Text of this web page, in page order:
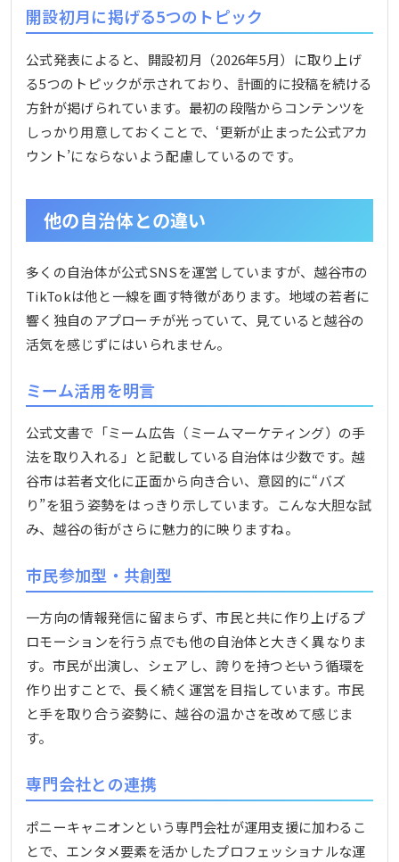
開設初月に掲げる5つのトピック
公式発表によると、開設初月（2026年5月）に取り上げ
る5つのトピックが示されており、計画的に投稿を続ける
方針が掲げられています。最初の段階からコンテンツを
しっかり用意しておくことで、‘更新が止まった公式アカ
ウント’にならないよう配慮しているのです。
他の自治体との違い
多くの自治体が公式SNSを運営していますが、越谷市の
TikTokは他と一線を画す特徴があります。地域の若者に
響く独自のアプローチが光っていて、見ていると越谷の
活気を感じずにはいられません。
ミーム活用を明言
公式文書で「ミーム広告（ミームマーケティング）の手
法を取り入れる」と記載している自治体は少数です。越
谷市は若者文化に正面から向き合い、意図的に“バズ
り”を狙う姿勢をはっきり示しています。こんな大胆な試
み、越谷の街がさらに魅力的に映りますね。
市民参加型・共創型
一方向の情報発信に留まらず、市民と共に作り上げるプ
ロモーションを行う点でも他の自治体と大きく異なりま
す。市民が出演し、シェアし、誇りを持つ――という循環を
作り出すことで、長く続く運営を目指しています。市民
と手を取り合う姿勢に、越谷の温かさを改めて感じま
す。
専門会社との連携
ポニーキャニオンという専門会社が運用支援に加わるこ
とで、エンタメ要素を活かしたプロフェッショナルな運